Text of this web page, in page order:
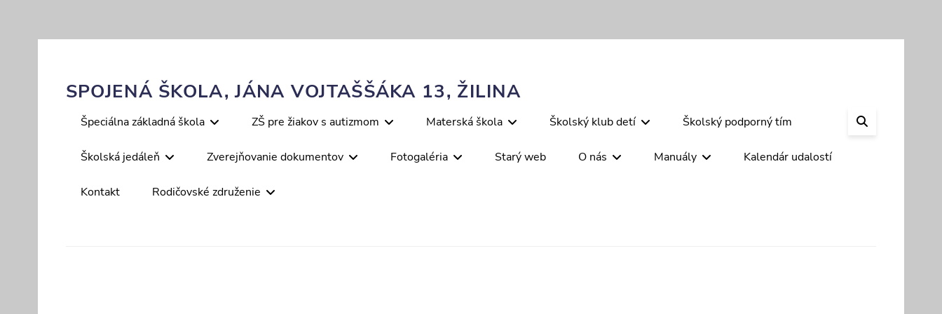
contentSPOJENÁ ŠKOLA, JÁNA VOJTAŠŠÁKA 13, ŽILINA
Primary
Špeciálna základná škola ZŠ pre žiakov s autizmom Materská škola Školský klub detí Školský podporný tím
Školská jedáleň Zverejňovanie dokumentov Fotogaléria Starý web O nás Manuály Kalendár udalostí
Kontakt Rodičovské združenie